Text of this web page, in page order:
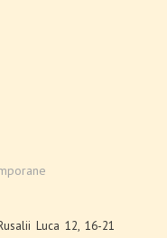
Luca 12, 16-21